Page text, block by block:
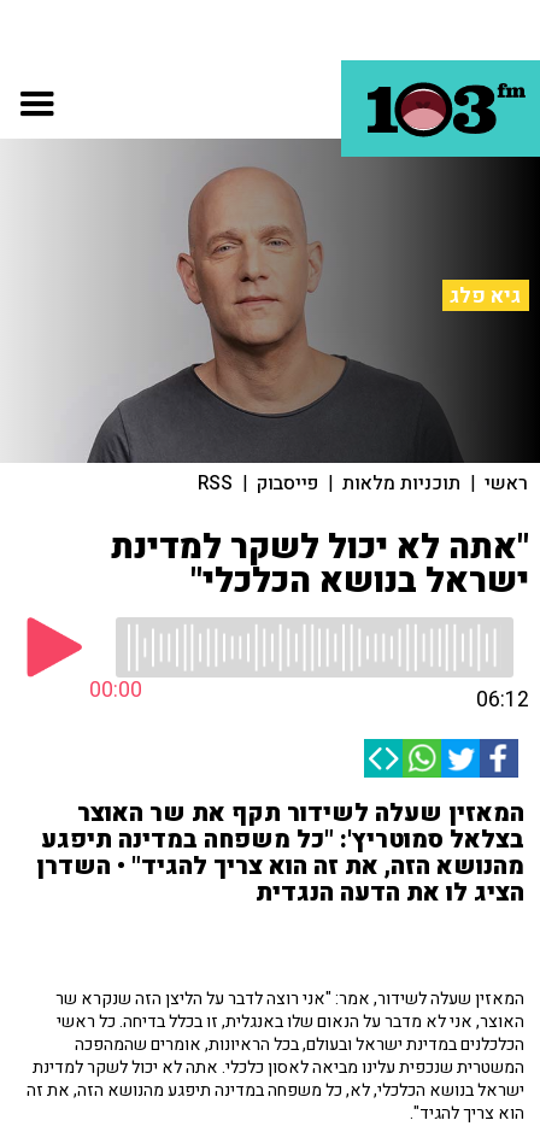
גיא פלג
ראשי | תוכניות מלאות | פייסבוק |
RSS
"אתה לא יכול לשקר למדינת
ישראל בנושא הכלכלי"
00:00 06:12
המאזין שעלה לשידור תקף את שר האוצר
בצלאל סמוטריץ': "כל משפחה במדינה תיפגע
מהנושא הזה, את זה הוא צריך להגיד" • השדרן
הציג לו את הדעה הנגדית
המאזין שעלה לשידור, אמר: "אני רוצה לדבר על הליצן הזה שנקרא שר
האוצר, אני לא מדבר על הנאום שלו באנגלית, זו בכלל בדיחה. כל ראשי
הכלכלנים במדינת ישראל ובעולם, בכל הראיונות, אומרים שהמהפכה
המשטרית שנכפית עלינו מביאה לאסון כלכלי. אתה לא יכול לשקר למדינת
ישראל בנושא הכלכלי, לא, כל משפחה במדינה תיפגע מהנושא הזה, את זה
הוא צריך להגיד".